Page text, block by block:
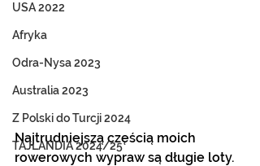
USA 2022
Afryka
Odra-Nysa 2023
Australia 2023
Z Polski do Turcji 2024
TAJLANDIA 2024/25
Najtrudniejszą częścią moich
rowerowych wypraw są długie loty.